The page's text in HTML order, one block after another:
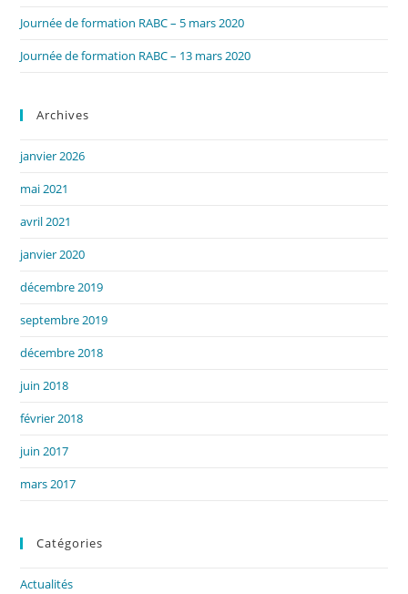
Journée de formation RABC – 5 mars 2020
Journée de formation RABC – 13 mars 2020
Archives
janvier 2026
mai 2021
avril 2021
janvier 2020
décembre 2019
septembre 2019
décembre 2018
juin 2018
février 2018
juin 2017
mars 2017
Catégories
Actualités